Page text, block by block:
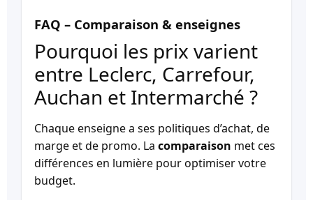
FAQ – Comparaison & enseignes
Pourquoi les prix varient
entre Leclerc, Carrefour,
Auchan et Intermarché ?
Chaque enseigne a ses politiques d’achat, de
marge et de promo. La comparaison met ces
différences en lumière pour optimiser votre
budget.